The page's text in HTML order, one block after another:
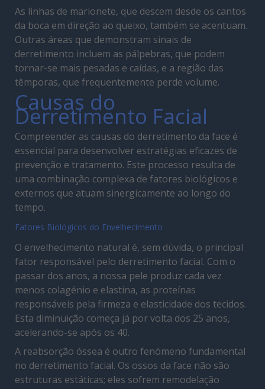
As linhas de marionete, que descem desde os cantos
da boca em direção ao queixo, também se acentuam.
Outras áreas que demonstram sinais de
derretimento incluem as pálpebras, que podem
tornar-se mais pesadas e caídas, e a região das
têmporas, que frequentemente perde volume.
Causas do
Derretimento Facial
Compreender as causas do derretimento da face é
essencial para desenvolver estratégias eficazes de
prevenção e tratamento. Este processo resulta de
uma combinação complexa de fatores biológicos e
externos que atuam sinergicamente ao longo do
tempo.
Fatores Biológicos do Envelhecimento
O envelhecimento natural é, sem dúvida, o principal
fator responsável pelo derretimento facial. Com o
passar dos anos, a nossa pele produz cada vez
menos colagénio e elastina, as proteínas
responsáveis pela firmeza e elasticidade dos tecidos.
Esta diminuição começa já por volta dos 25 anos,
acelerando-se após os 40.
A reabsorção óssea é outro fenómeno fundamental
no derretimento facial. Os ossos da face não são
estruturas estáticas; eles sofrem remodelação